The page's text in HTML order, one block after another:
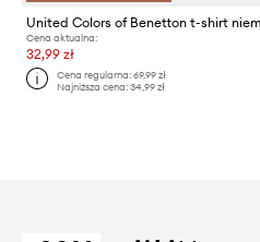
Cena aktualna:
32,99 zł
Cena regularna:69,99 zł
Najniższa cena:34,99 zł